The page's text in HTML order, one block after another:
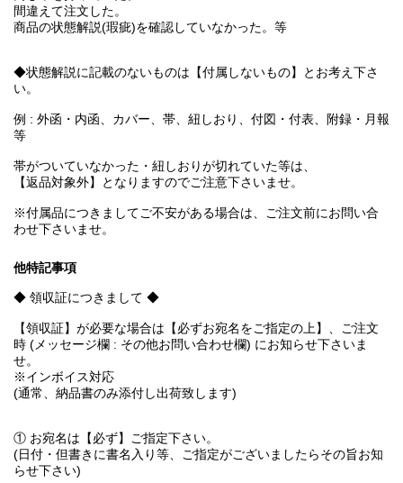
間違えて注文した。
商品の状態解説(瑕疵)を確認していなかった。等
◆状態解説に記載のないものは【付属しないもの】とお考え下さ
い。
例 : 外函・内函、カバー、帯、紐しおり、付図・付表、附録・月報
等
帯がついていなかった・紐しおりが切れていた等は、
【返品対象外】となりますのでご注意下さいませ。
※付属品につきましてご不安がある場合は、ご注文前にお問い合
わせ下さいませ。
他特記事項
◆ 領収証につきまして ◆
【領収証】が必要な場合は【必ずお宛名をご指定の上】、ご注文
時 (メッセージ欄 : その他お問い合わせ欄) にお知らせ下さいま
せ。
※インボイス対応
(通常、納品書のみ添付し出荷致します)
① お宛名は【必ず】ご指定下さい。
(日付・但書きに書名入り等、ご指定がございましたらその旨お知
らせ下さい)